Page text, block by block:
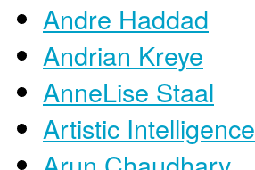
Andre Haddad
Andrian Kreye
AnneLise Staal
Artistic Intelligence